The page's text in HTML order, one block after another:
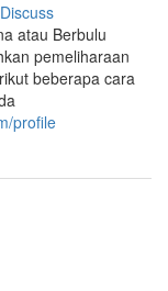
Discuss
atau Berbulu
pemeliharaan
beberapa cara
profile